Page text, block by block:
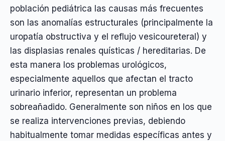
población pediátrica las causas más frecuentes
son las anomalías estructurales (principalmente la
uropatía obstructiva y el reflujo vesicoureteral) y
las displasias renales quísticas / hereditarias. De
esta manera los problemas urológicos,
especialmente aquellos que afectan el tracto
urinario inferior, representan un problema
sobreañadido. Generalmente son niños en los que
se realiza intervenciones previas, debiendo
habitualmente tomar medidas específicas antes y